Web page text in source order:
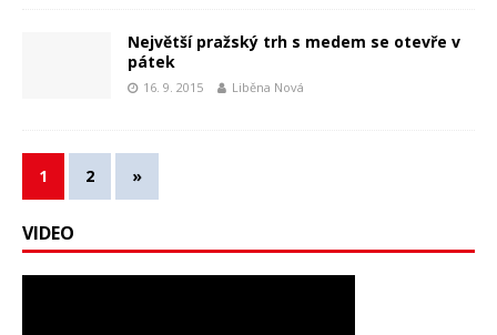
Největší pražský trh s medem se otevře v
pátek
16. 9. 2015 Liběna Nová
1 2 »
VIDEO